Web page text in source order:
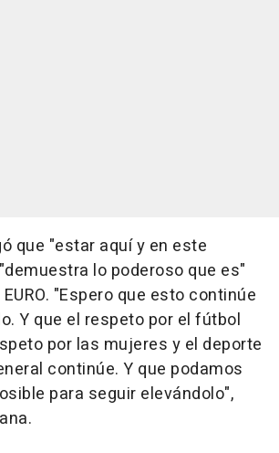
que "estar aquí y en este
lo poderoso que es"
"Espero que esto continúe
Y que el respeto por el fútbol
por las mujeres y el deporte
continúe. Y que podamos
para seguir elevándolo",